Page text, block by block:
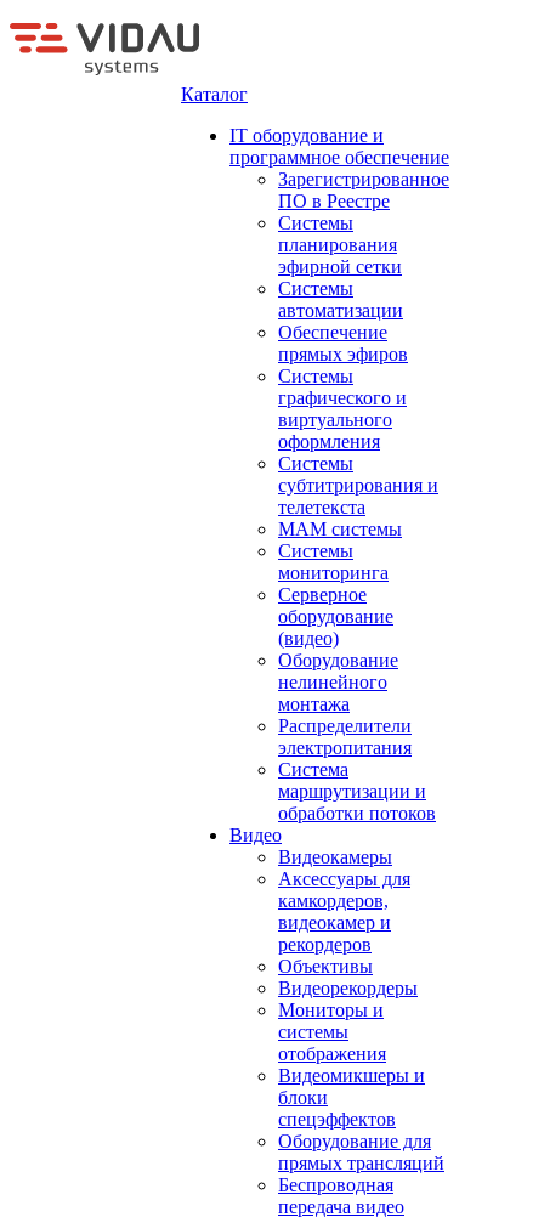
Каталог
IT оборудование и
программное обеспечение
Зарегистрированное
ПО в Реестре
Системы
планирования
эфирной сетки
Системы
автоматизации
Обеспечение
прямых эфиров
Системы
графического и
виртуального
оформления
Системы
субтитрирования и
телетекста
MAM системы
Системы
мониторинга
Серверное
оборудование
(видео)
Оборудование
нелинейного
монтажа
Распределители
электропитания
Система
маршрутизации и
обработки потоков
Видео
Видеокамеры
Аксессуары для
камкордеров,
видеокамер и
рекордеров
Объективы
Видеорекордеры
Мониторы и
системы
отображения
Видеомикшеры и
блоки
спецэффектов
Оборудование для
прямых трансляций
Беспроводная
передача видео